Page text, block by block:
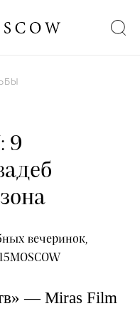
9
вечеринок,
— Miras Film